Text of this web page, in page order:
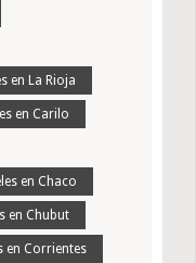
en La Rioja
en Carilo
en Chaco
en Chubut
en Corrientes